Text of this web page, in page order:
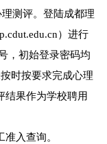
测评。登陆成都理
）进行
，初始登录密码均
时按要求完成心理
结果作为学校聘用
入查询。